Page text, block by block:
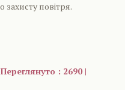
захисту повітря.
: 2690 |